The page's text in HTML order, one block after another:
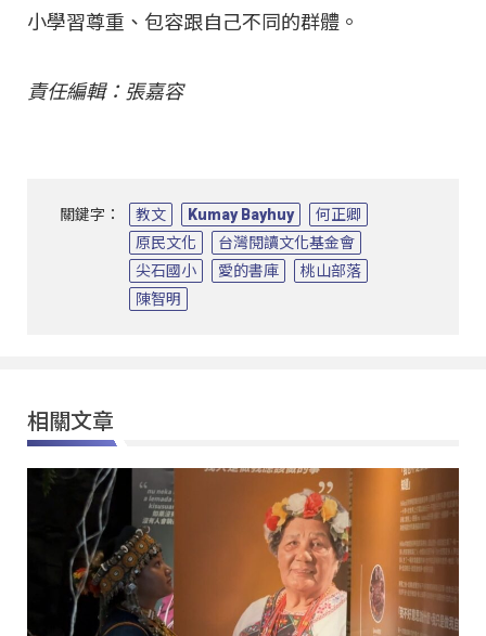
小學習尊重、包容跟自己不同的群體。
責任編輯：張嘉容
關鍵字： 教文 Kumay Bayhuy
何正卿
原民文化
台灣閱讀文化基金會
尖石國小
愛的書庫
桃山部落
陳智明
相關文章